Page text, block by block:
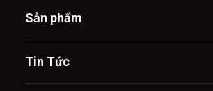
Sản phẩm
Tin Tức